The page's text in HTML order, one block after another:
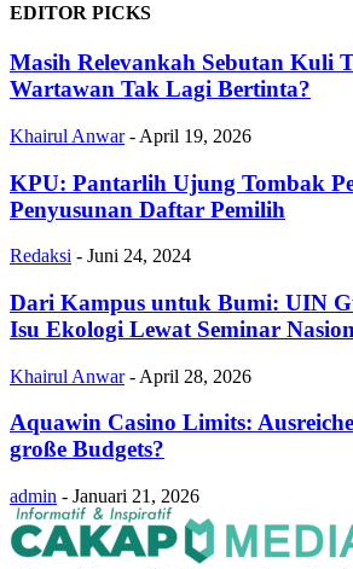
EDITOR PICKS
Masih Relevankah Sebutan Kuli
Wartawan Tak Lagi Bertinta?
Khairul Anwar - April 19, 2026
KPU: Pantarlih Ujung Tombak
Penyusunan Daftar Pemilih
Redaksi - Juni 24, 2024
Dari Kampus untuk Bumi: UIN
Isu Ekologi Lewat Seminar
Khairul Anwar - April 28, 2026
Aquawin Casino Limits:
große Budgets?
admin - Januari 21, 2026